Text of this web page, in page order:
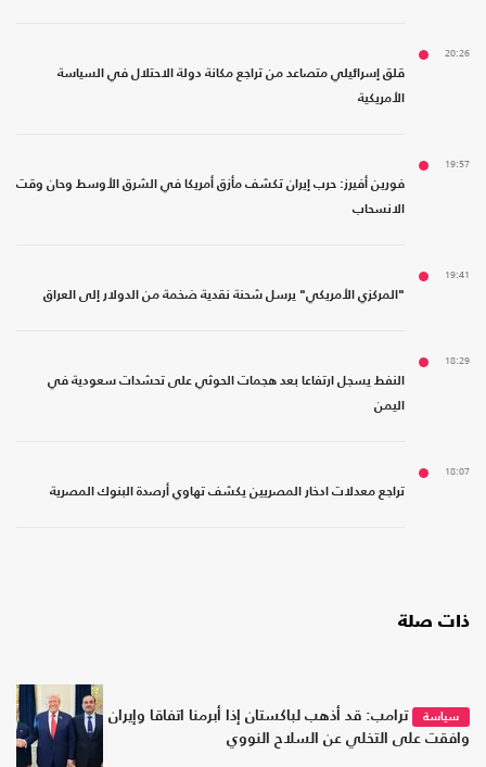
20:26
قلق إسرائيلي متصاعد من تراجع مكانة دولة الاحتلال في السياسة
الأمريكية
19:57
فورين أفيرز: حرب إيران تكشف مأزق أمريكا في الشرق الأوسط وحان وقت
الانسحاب
19:41
"المركزي الأمريكي" يرسل شحنة نقدية ضخمة من الدولار إلى العراق
18:29
النفط يسجل ارتفاعا بعد هجمات الحوثي على تحشدات سعودية في
اليمن
18:07
تراجع معدلات ادخار المصريين يكشف تهاوي أرصدة البنوك المصرية
ذات صلة
سياسة
ترامب: قد أذهب لباكستان إذا أبرمنا اتفاقا وإيران
وافقت على التخلي عن السلاح النووي